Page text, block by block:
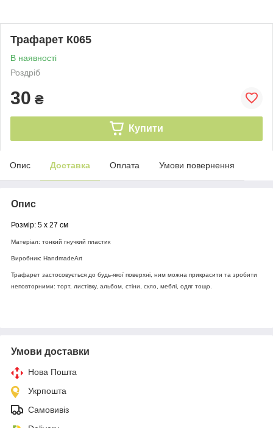
Трафарет К065
В наявності
Роздріб
30 ₴
Купити
Опис Доставка Оплата Умови повернення
Опис
Розмір: 5 х 27 см
Матеріал: тонкий гнучкий пластик
Виробник: HandmadeArt
Трафарет застосовується до будь-якої поверхні, ним можна прикрасити та зробити
неповторними: торт, листівку, альбом, стіни, скло, меблі, одяг тощо.
Умови доставки
Нова Пошта
Укрпошта
Самовивіз